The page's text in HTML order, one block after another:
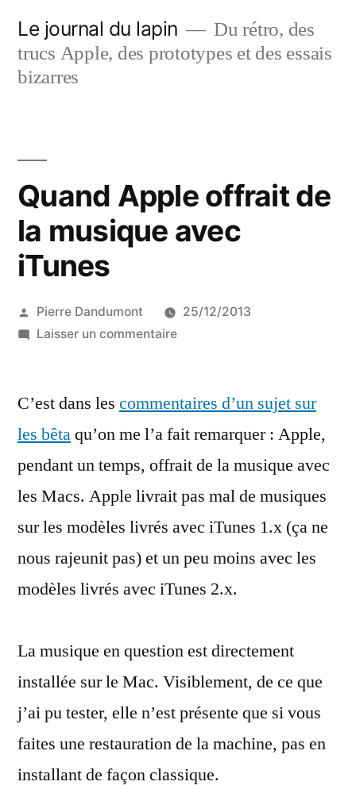
contenu
Le journal du lapin
Du rétro, des
trucs Apple, des prototypes et des essais
bizarres
Quand Apple offrait de
la musique avec
iTunes
Publié
par
Pierre Dandumont
25/12/2013
Laisser un commentairesur
offrait
la
musique
iTunes
C’est dans les commentaires d’un sujet sur
les bêtaqu’on me l’a fait remarquer : Apple,
pendant un temps, offrait de la musique avec
les Macs. Apple livrait pas mal de musiques
sur les modèles livrés avec iTunes 1.x (ça ne
nous rajeunit pas) et un peu moins avec les
modèles livrés avec iTunes 2.x.
La musique en question est directement
installée sur le Mac. Visiblement, de ce que
j’ai pu tester, elle n’est présente que si vous
faites une restauration de la machine, pas en
installant de façon classique.